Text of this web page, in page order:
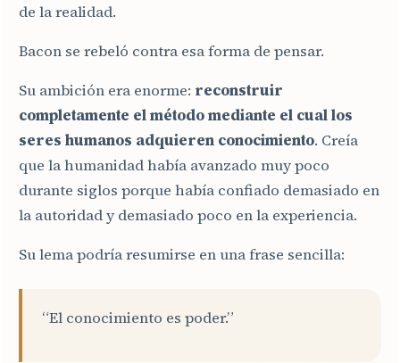
de la realidad.
Bacon se rebeló contra esa forma de pensar.
Su ambición era enorme: reconstruir
completamente el método mediante el cual los
seres humanos adquieren conocimiento. Creía
que la humanidad había avanzado muy poco
durante siglos porque había confiado demasiado en
la autoridad y demasiado poco en la experiencia.
Su lema podría resumirse en una frase sencilla:
“El conocimiento es poder.”